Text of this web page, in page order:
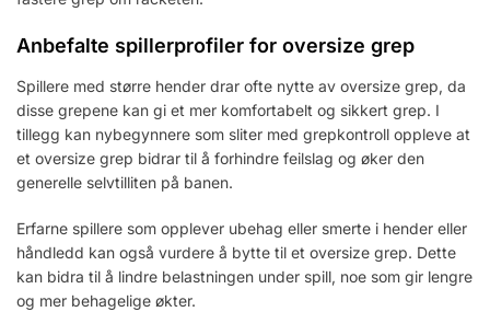
Anbefalte spillerprofiler for oversize grep
Spillere med større hender drar ofte nytte av oversize grep, da
disse grepene kan gi et mer komfortabelt og sikkert grep. I
tillegg kan nybegynnere som sliter med grepkontroll oppleve at
et oversize grep bidrar til å forhindre feilslag og øker den
generelle selvtilliten på banen.
Erfarne spillere som opplever ubehag eller smerte i hender eller
håndledd kan også vurdere å bytte til et oversize grep. Dette
kan bidra til å lindre belastningen under spill, noe som gir lengre
og mer behagelige økter.